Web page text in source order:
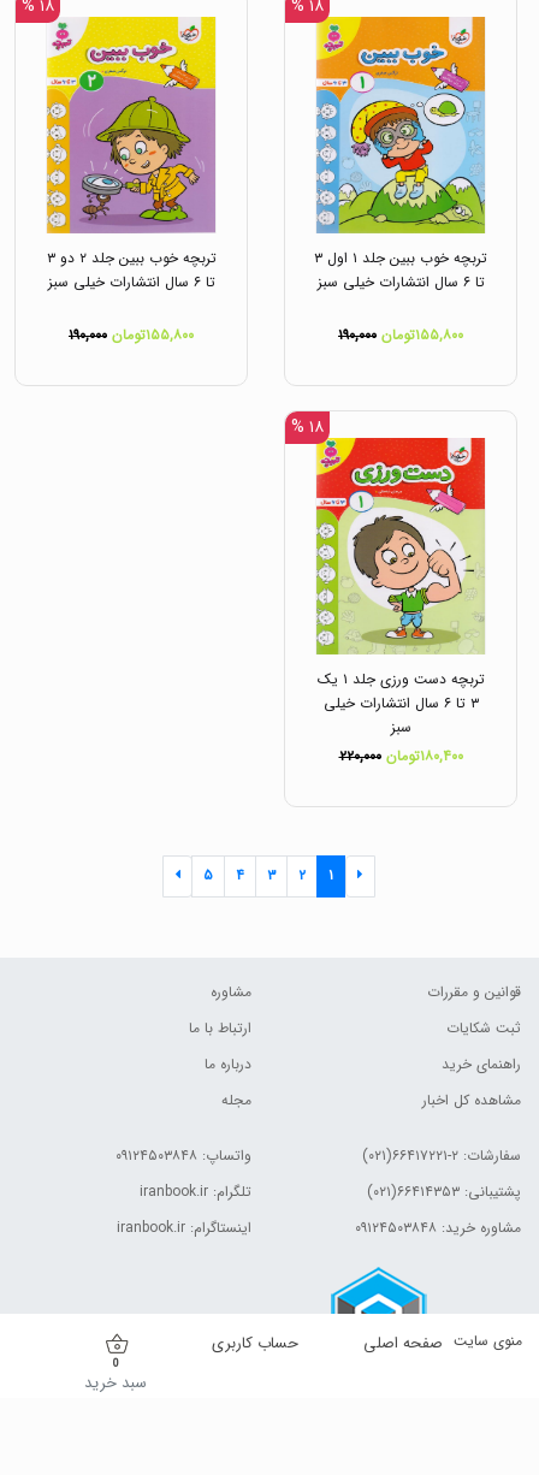
صفحه اصلی منوی سایت حساب کاربری
0
سبد خرید
۱۸ %
تربچه خوب ببین جلد ۱ اول ۳
تا ۶ سال انتشارات خیلی سبز
۱۵۵,۸۰۰تومان ۱۹۰,۰۰۰
۱۸ %
تربچه خوب ببین جلد ۲ دو ۳
تا ۶ سال انتشارات خیلی سبز
۱۵۵,۸۰۰تومان ۱۹۰,۰۰۰
۱۸ %
تربچه دست ورزی جلد ۱ یک
۳ تا ۶ سال انتشارات خیلی
سبز
۱۸۰,۴۰۰تومان
۲۲۰,۰۰۰
۱ ۲ ۳ ۴ ۵
قوانین و مقررات
ثبت شکایات
راهنمای خرید
مشاهده کل اخبار
مشاوره
ارتباط با ما
درباره ما
مجله
سفارشات: ۲-۶۶۴۱۷۲۲۱(۰۲۱)
پشتیبانی: ۶۶۴۱۴۳۵۳(۰۲۱)
مشاوره خرید: ۰۹۱۲۴۵۰۳۸۴۸
واتساپ: ۰۹۱۲۴۵۰۳۸۴۸
تلگرام: iranbook.ir
اینستاگرام: iranbook.ir